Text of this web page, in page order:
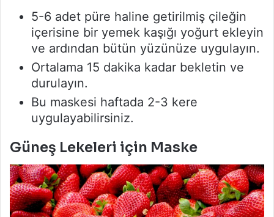
5-6 adet püre haline getirilmiş çileğin
içerisine bir yemek kaşığı yoğurt ekleyin
ve ardından bütün yüzünüze uygulayın.
Ortalama 15 dakika kadar bekletin ve
durulayın.
Bu maskesi haftada 2-3 kere
uygulayabilirsiniz.
Güneş Lekeleri için Maske